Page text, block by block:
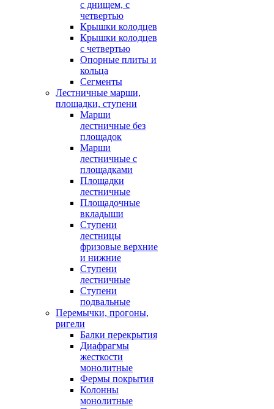
с днищем, с
четвертью
Крышки колодцев
Крышки колодцев
с четвертью
Опорные плиты и
кольца
Сегменты
Лестничные марши,
площадки, ступени
Марши
лестничные без
площадок
Марши
лестничные с
площадками
Площадки
лестничные
Площадочные
вкладыши
Ступени
лестницы
фризовые верхние
и нижние
Ступени
лестничные
Ступени
подвальные
Перемычки, прогоны,
ригели
Балки перекрытия
Диафрагмы
жесткости
монолитные
Фермы покрытия
Колонны
монолитные